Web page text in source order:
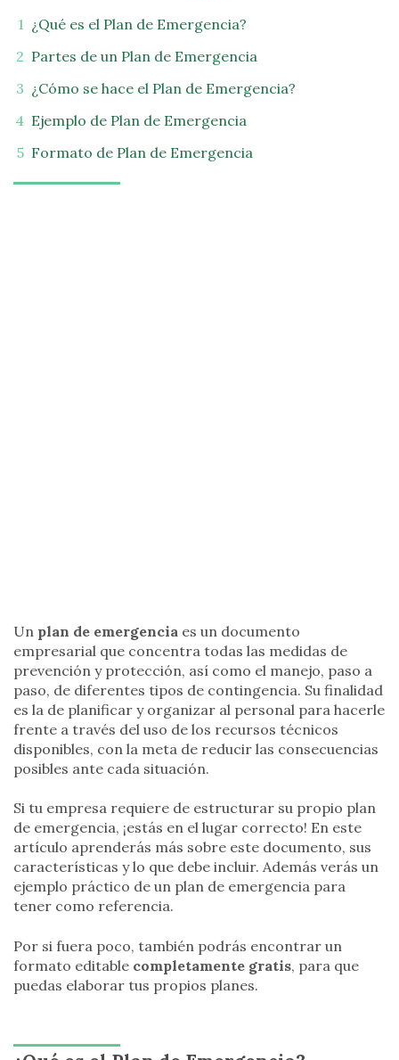
¿Qué es el Plan de Emergencia?
Partes de un Plan de Emergencia
¿Cómo se hace el Plan de Emergencia?
Ejemplo de Plan de Emergencia
Formato de Plan de Emergencia
Un plan de emergencia es un documento
empresarial que concentra todas las medidas de
prevención y protección, así como el manejo, paso a
paso, de diferentes tipos de contingencia. Su finalidad
es la de planificar y organizar al personal para hacerle
frente a través del uso de los recursos técnicos
disponibles, con la meta de reducir las consecuencias
posibles ante cada situación.
Si tu empresa requiere de estructurar su propio plan
de emergencia, ¡estás en el lugar correcto! En este
artículo aprenderás más sobre este documento, sus
características y lo que debe incluir. Además verás un
ejemplo práctico de un plan de emergencia para
tener como referencia.
Por si fuera poco, también podrás encontrar un
formato editable completamente gratis, para que
puedas elaborar tus propios planes.